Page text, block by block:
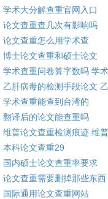
学术大分解查重官网入口
论文查重查几次有影响吗
论文查重怎么用学术查
博士论文查重和硕士论文
学术查重问卷算字数吗 学
乙肝病毒的检测手段论文
学术查重能查到台湾的
翻译后的论文能查重吗
维普论文查重检测痕迹 维
本科论文查重29
国内硕士论文查重率要求
论文查重需要删掉那些东
国际通用论文查重网站